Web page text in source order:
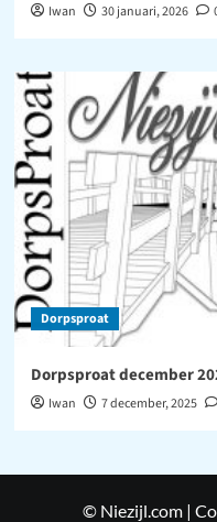
Iwan 30 januari, 2026
Dorpsproat
Dorpsproat december
Iwan 7 december, 2025
© Niezijl.com |